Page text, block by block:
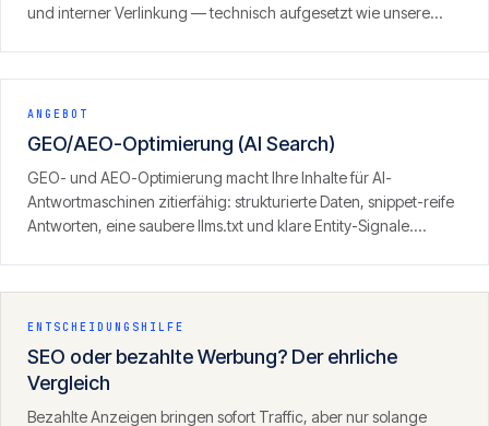
und interner Verlinkung — technisch aufgesetzt wie unsere
ANGEBOT
GEO/AEO-Optimierung (AI Search)
GEO- und AEO-Optimierung macht Ihre Inhalte für AI-
Antwortmaschinen zitierfähig: strukturierte Daten, snippet-reife
Antworten, eine saubere llms.txt und klare Entity-Signale.
ENTSCHEIDUNGSHILFE
SEO oder bezahlte Werbung? Der ehrliche
Vergleich
Bezahlte Anzeigen bringen sofort Traffic, aber nur solange